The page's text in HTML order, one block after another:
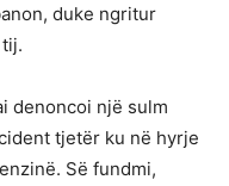
duke ngritur
denoncoi një sulm
tjetër ku në hyrje
Së fundmi,